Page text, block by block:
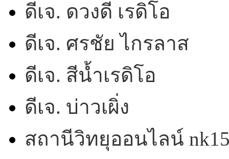
ดีเจ. ดวงดี เรดิโอ
ดีเจ. ศรชัย ไกรลาส
ดีเจ. สีน้ำเรดิโอ
ดีเจ. บ่าวเผิ่ง
สถานีวิทยุออนไลน์